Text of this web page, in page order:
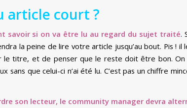
article court ?
savoir si on va être lu au regard du sujet traité.
la peine de lire votre article jusqu’au bout. Pis !
titre, et de penser que le reste doit être bon. On
sans que celui-ci n’ai été lu. C’est pas un chiffre
son lecteur, le community manager devra